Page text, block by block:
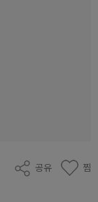
공유 찜